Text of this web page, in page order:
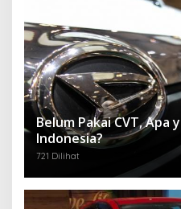
Belum Pakai CVT,
Indonesia?
721 Dilihat